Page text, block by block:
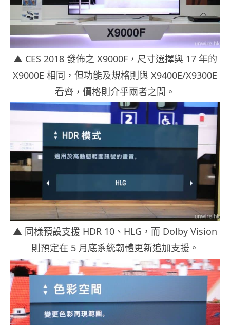
▲ CES 2018 發佈之 X9000F，尺寸選擇與 17 年的
X9000E 相同，但功能及規格則與 X9400E/X9300E
看齊，價格則介乎兩者之間。
▲ 同樣預設支援 HDR 10、HLG，而 Dolby Vision
則預定在 5 月底系統韌體更新追加支援。